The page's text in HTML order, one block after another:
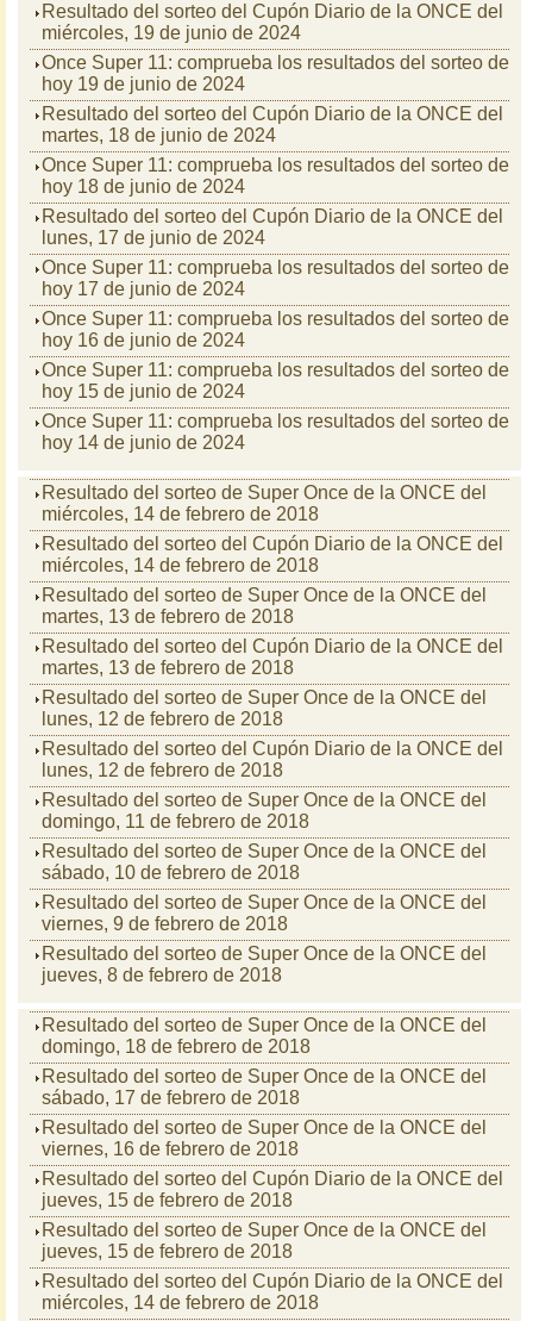
Resultado del sorteo del Cupón Diario de la ONCE del
miércoles, 19 de junio de 2024
Once Super 11: comprueba los resultados del sorteo de
hoy 19 de junio de 2024
Resultado del sorteo del Cupón Diario de la ONCE del
martes, 18 de junio de 2024
Once Super 11: comprueba los resultados del sorteo de
hoy 18 de junio de 2024
Resultado del sorteo del Cupón Diario de la ONCE del
lunes, 17 de junio de 2024
Once Super 11: comprueba los resultados del sorteo de
hoy 17 de junio de 2024
Once Super 11: comprueba los resultados del sorteo de
hoy 16 de junio de 2024
Once Super 11: comprueba los resultados del sorteo de
hoy 15 de junio de 2024
Once Super 11: comprueba los resultados del sorteo de
hoy 14 de junio de 2024
Resultado del sorteo de Super Once de la ONCE del
miércoles, 14 de febrero de 2018
Resultado del sorteo del Cupón Diario de la ONCE del
miércoles, 14 de febrero de 2018
Resultado del sorteo de Super Once de la ONCE del
martes, 13 de febrero de 2018
Resultado del sorteo del Cupón Diario de la ONCE del
martes, 13 de febrero de 2018
Resultado del sorteo de Super Once de la ONCE del
lunes, 12 de febrero de 2018
Resultado del sorteo del Cupón Diario de la ONCE del
lunes, 12 de febrero de 2018
Resultado del sorteo de Super Once de la ONCE del
domingo, 11 de febrero de 2018
Resultado del sorteo de Super Once de la ONCE del
sábado, 10 de febrero de 2018
Resultado del sorteo de Super Once de la ONCE del
viernes, 9 de febrero de 2018
Resultado del sorteo de Super Once de la ONCE del
jueves, 8 de febrero de 2018
Resultado del sorteo de Super Once de la ONCE del
domingo, 18 de febrero de 2018
Resultado del sorteo de Super Once de la ONCE del
sábado, 17 de febrero de 2018
Resultado del sorteo de Super Once de la ONCE del
viernes, 16 de febrero de 2018
Resultado del sorteo del Cupón Diario de la ONCE del
jueves, 15 de febrero de 2018
Resultado del sorteo de Super Once de la ONCE del
jueves, 15 de febrero de 2018
Resultado del sorteo del Cupón Diario de la ONCE del
miércoles, 14 de febrero de 2018